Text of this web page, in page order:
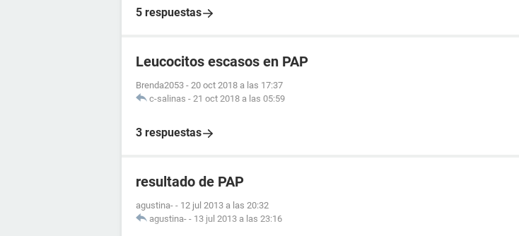
5 respuestas
Leucocitos escasos en PAP
Brenda2053 - 20 oct 2018 a las 17:37
c-salinas - 21 oct 2018 a las 05:59
3 respuestas
resultado de PAP
agustina- - 12 jul 2013 a las 20:32
agustina- - 13 jul 2013 a las 23:16